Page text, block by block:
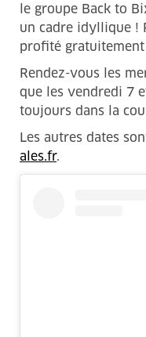
le groupe Back to
un cadre idyllique !
profité
Rendez-vous les
que les vendredi 7
toujours dans la
Les autres dates
ales.fr.